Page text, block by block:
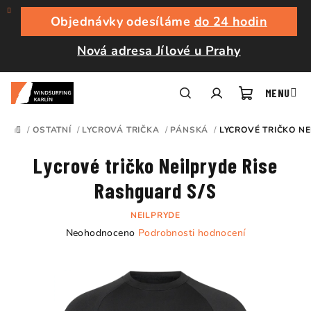
Přejít
obsah
Objednávky odesíláme do 24 hodin
Nová adresa Jílové u Prahy
košík
DOMŮ
/ OSTATNÍ / LYCROVÁ TRIČKA / PÁNSKÁ / LYCROVÉ TRIČKO
Lycrové tričko Neilpryde Rise
Rashguard S/S
NEILPRYDE
Průměrné
z
Neohodnoceno Podrobnosti hodnocení